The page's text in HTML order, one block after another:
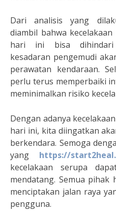
Dari analisis yang
diambil bahwa
hari ini bisa dihindari
kesadaran pengemudi
perawatan kendaraan.
perlu terus memperbaiki
meminimalkan risiko
Dengan adanya
hari ini, kita diingatkan
berkendara. Semoga
yang https://
kecelakaan serupa
mendatang. Semua
menciptakan jalan raya
pengguna.